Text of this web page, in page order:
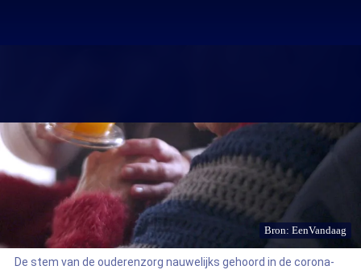
Bron: EenVandaag
De stem van de ouderenzorg nauwelijks gehoord in de corona-